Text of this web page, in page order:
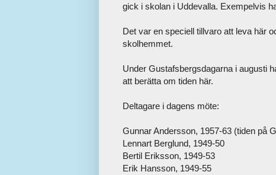
gick i skolan i Uddevalla. Exempelvis
Det var en speciell tillvaro att leva här
skolhemmet.
Under Gustafsbergsdagarna i augusti
att berätta om tiden här.
Deltagare i dagens möte:
Gunnar Andersson, 1957-63 (tiden på
Lennart Berglund, 1949-50
Bertil Eriksson, 1949-53
Erik Hansson, 1949-55